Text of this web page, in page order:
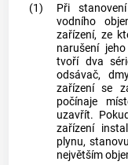
(1) Při stanovení
vodního
zařízení, ze
narušení
tvoří dva
odsávač,
zařízení se
počínaje
uzavřít.
zařízení
plynu,
největším